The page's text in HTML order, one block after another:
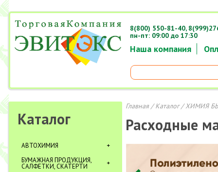
Наша компания
8(800) 550-81-40,
пн-пт: 09:00 до 17:30
Каталог
АВТОХИМИЯ
БУМАЖНАЯ ПРОДУКЦИЯ,
САЛФЕТКИ, СКАТЕРТИ
Главная/Каталог/ХИМИЯ
Расходные